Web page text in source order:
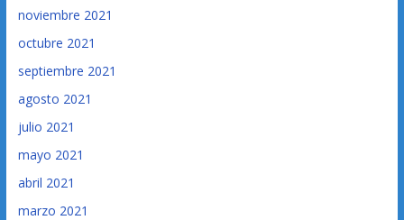
noviembre 2021
octubre 2021
septiembre 2021
agosto 2021
julio 2021
mayo 2021
abril 2021
marzo 2021